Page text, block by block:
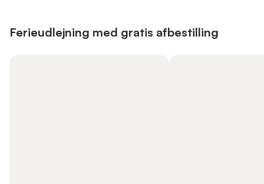
Ferieudlejning med gratis afbestilling